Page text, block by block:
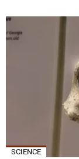
SCIENCE